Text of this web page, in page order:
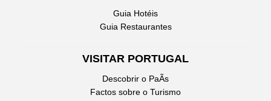
Guia Hotéis
Guia Restaurantes
VISITAR PORTUGAL
Descobrir o PaÃ­s
Factos sobre o Turismo